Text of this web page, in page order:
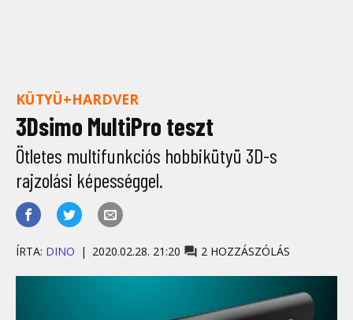
KÜTYÜ+HARDVER
3Dsimo MultiPro teszt
Ötletes multifunkciós hobbikütyü 3D-s
rajzolási képességgel.
ÍRTA: DINO 2020.02.28. 21:20 2 HOZZÁSZÓLÁS